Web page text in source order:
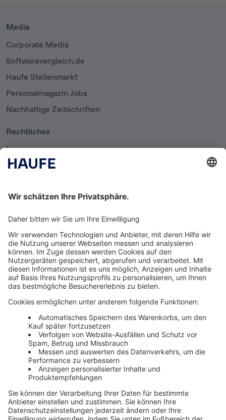
Media
Corporate Media
Softwarevergleich.de
Haufe Stellenmarkt
Personalmagazin Jobs
Nachhaltige Zeitschriften
Rechtliches
Impressum
Datenschutzerklärung
AGB
Newsletter
Media News
Haufe Media Sales
Alle Werbeformen, Werbeträger und Zielmärkte an einem
Ort. Haufe Media Sales bietet Ihnen einen breiten
Überblick um Werbemaßnahmen unkompliziert zu
buchen und schnell umzusetzen.